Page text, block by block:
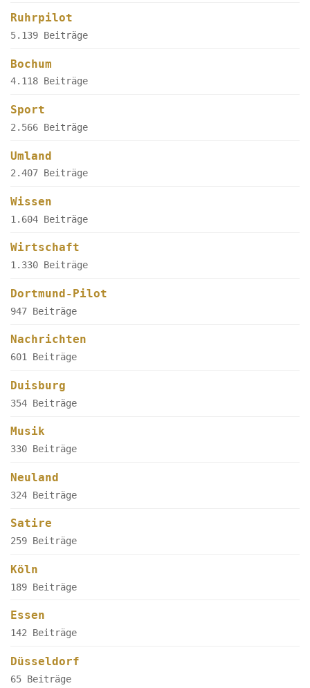
Ruhrpilot
5.139 Beiträge
Bochum
4.118 Beiträge
Sport
2.566 Beiträge
Umland
2.407 Beiträge
Wissen
1.604 Beiträge
Wirtschaft
1.330 Beiträge
Dortmund-Pilot
947 Beiträge
Nachrichten
601 Beiträge
Duisburg
354 Beiträge
Musik
330 Beiträge
Neuland
324 Beiträge
Satire
259 Beiträge
Köln
189 Beiträge
Essen
142 Beiträge
Düsseldorf
65 Beiträge